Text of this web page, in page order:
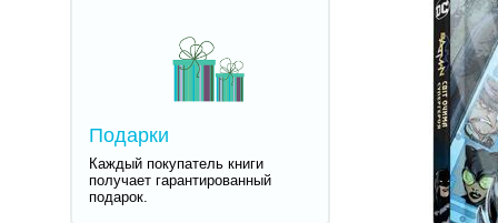
Подарки
Каждый покупатель книги
получает гарантированный
подарок.